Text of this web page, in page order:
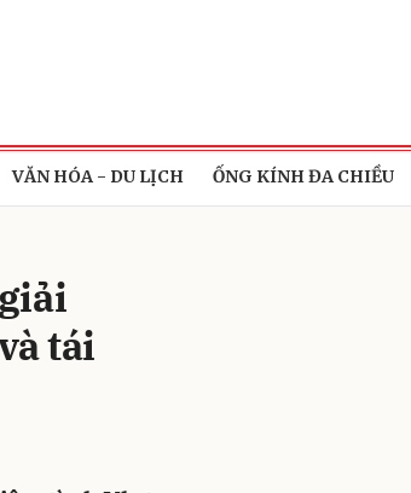
VĂN HÓA - DU LỊCH ỐNG KÍNH ĐA CHIỀU
tái